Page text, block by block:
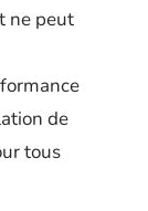
ne peut
de
tous